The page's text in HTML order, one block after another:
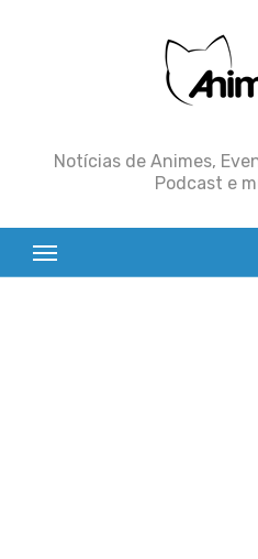
Notícias de Animes,
Podcast e